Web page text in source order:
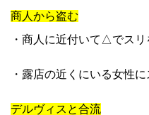
商人から盗む
・商人に近付いて△でスリ
・露店の近くにいる女性に
デルヴィスと合流